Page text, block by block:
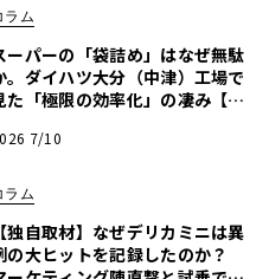
ラム
ーパーの「袋詰め」はなぜ無駄
。ダイハツ大分（中津）工場で
た「極限の効率化」の凄み【渡
8】《LE VOLANT LAB》
7/10
ラム
【独自取材】なぜデリカミニは異
の大ヒットを記録したのか？